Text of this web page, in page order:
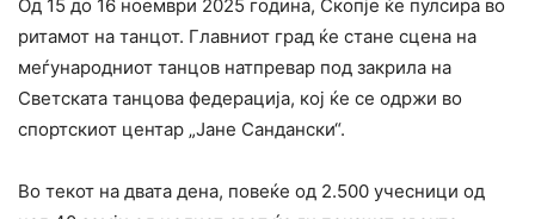
Од 15 до 16 ноември 2025 година, Скопје ќе пулсира во
ритамот на танцот. Главниот град ќе стане сцена на
меѓународниот танцов натпревар под закрила на
Светската танцова федерација, кој ќе се одржи во
спортскиот центар „Јане Сандански“.
Во текот на двата дена, повеќе од 2.500 учесници од